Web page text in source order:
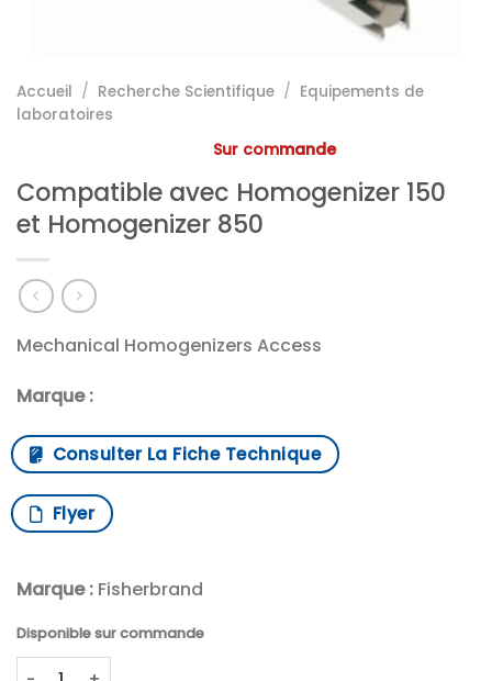
Accueil / Recherche Scientifique / Equipements de
laboratoires
Sur commande
Compatible avec Homogenizer 150
et Homogenizer 850
Mechanical Homogenizers Access
Marque :
Consulter La Fiche Technique
Flyer
Marque : Fisherbrand
Disponible sur commande
quantité de Compatible avec Homogenizer 150 et